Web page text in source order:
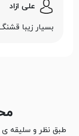
علی ازاد
بسیار زیبا
طبق نظر و سلیقه ی